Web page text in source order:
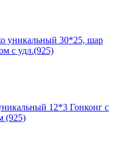
уникальный 30*25, шар
с удл.(925)
12*3 Гонконг с
(925)